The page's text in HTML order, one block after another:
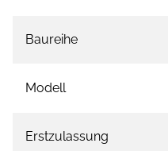
Baureihe
Modell
Erstzulassung